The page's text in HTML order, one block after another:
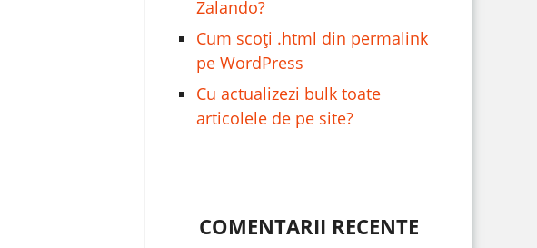
Zalando?
Cum scoți .html din permalink
pe WordPress
Cu actualizezi bulk toate
articolele de pe site?
COMENTARII RECENTE